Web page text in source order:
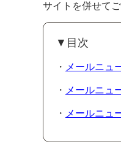
サイトを併せてご
▼目次
・ メールニュ
・ メールニュ
・ メールニュ